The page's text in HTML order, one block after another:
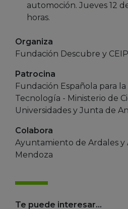
automoción. Jueves 12
horas.
Organiza
Fundación Descubre y
Patrocina
Fundación Española para la
Tecnología - Ministerio de
Universidades y Junta de
Colabora
Ayuntamiento de Ardales y
Mendoza
Te puede interesar...